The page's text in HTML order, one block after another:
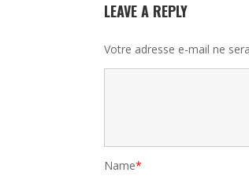
LEAVE A REPLY
Votre adresse e-mail ne
Name*